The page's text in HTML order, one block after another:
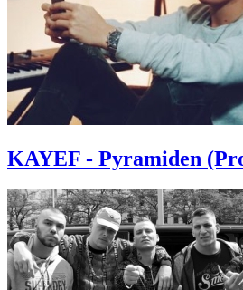
KAYEF - Pyramiden